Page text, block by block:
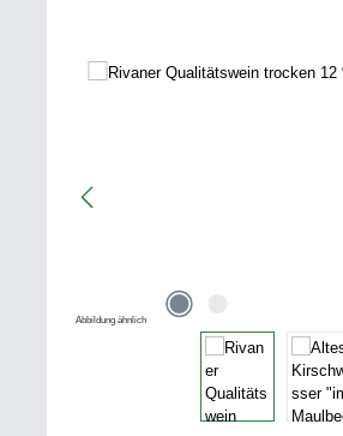
Bildergalerie überspringen
Abbildung ähnlich